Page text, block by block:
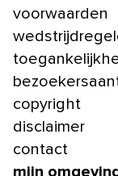
voorwaarden
copyright
disclaimer
contact
mijn